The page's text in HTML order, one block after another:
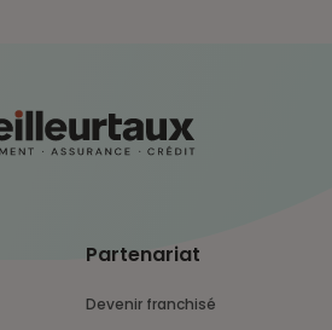
Partenariat
Devenir franchisé